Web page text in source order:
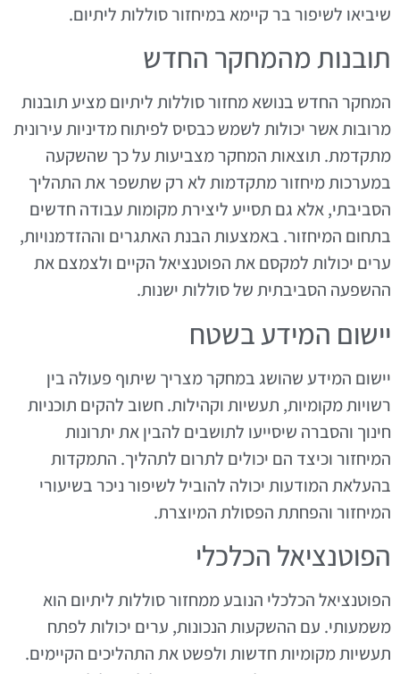
שיביאו לשיפור בר קיימא במיחזור סוללות ליתיום.
תובנות מהמחקר החדש
המחקר החדש בנושא מחזור סוללות ליתיום מציע תובנות
מרובות אשר יכולות לשמש כבסיס לפיתוח מדיניות עירונית
מתקדמת. תוצאות המחקר מצביעות על כך שהשקעה
במערכות מיחזור מתקדמות לא רק שתשפר את התהליך
הסביבתי, אלא גם תסייע ליצירת מקומות עבודה חדשים
בתחום המיחזור. באמצעות הבנת האתגרים וההזדמנויות,
ערים יכולות למקסם את הפוטנציאל הקיים ולצמצם את
ההשפעה הסביבתית של סוללות ישנות.
יישום המידע בשטח
יישום המידע שהושג במחקר מצריך שיתוף פעולה בין
רשויות מקומיות, תעשיות וקהילות. חשוב להקים תוכניות
חינוך והסברה שיסייעו לתושבים להבין את יתרונות
המיחזור וכיצד הם יכולים לתרום לתהליך. התמקדות
בהעלאת המודעות יכולה להוביל לשיפור ניכר בשיעורי
המיחזור והפחתת הפסולת המיוצרת.
הפוטנציאל הכלכלי
הפוטנציאל הכלכלי הנובע ממחזור סוללות ליתיום הוא
משמעותי. עם ההשקעות הנכונות, ערים יכולות לפתח
תעשיות מקומיות חדשות ולפשט את התהליכים הקיימים.